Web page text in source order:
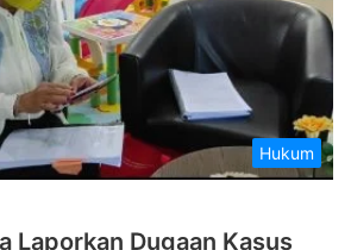
Hukum
Laporkan Dugaan Kasus